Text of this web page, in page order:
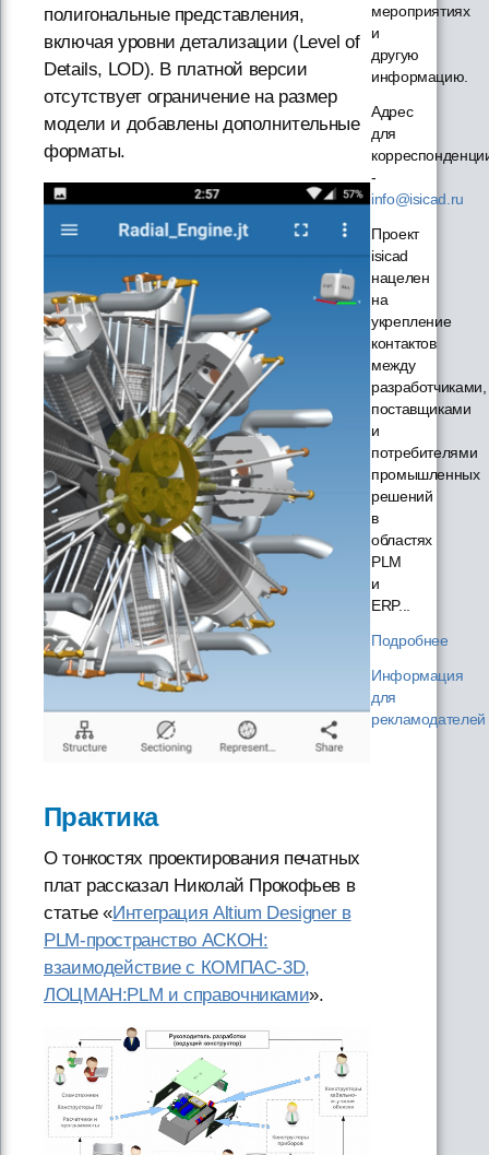
полигональные представления,
включая уровни детализации (Level of
Details, LOD). В платной версии
отсутствует ограничение на размер
модели и добавлены дополнительные
форматы.
Практика
О тонкостях проектирования печатных
плат рассказал Николай Прокофьев в
статье «Интеграция Altium Designer в
PLM-пространство АСКОН:
взаимодействие с КОМПАС-3D,
ЛОЦМАН:PLM и справочниками».
мероприятиях
и
другую
информацию.
Адрес
для
-
info@isicad.ru
Проект
isicad
нацелен
на
укрепление
контактов
между
разработчиками,
поставщиками
и
потребителями
промышленных
решений
в
областях
PLM
и
ERP...
Подробнее
Информация
для
рекламодателей